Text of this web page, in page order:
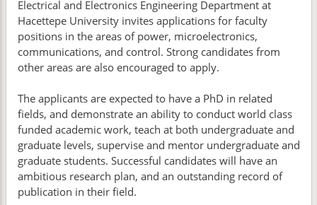
Electrical and Electronics Engineering Department at
Hacettepe University invites applications for faculty
positions in the areas of power, microelectronics,
communications, and control. Strong candidates from
other areas are also encouraged to apply.
The applicants are expected to have a PhD in related
fields, and demonstrate an ability to conduct world class
funded academic work, teach at both undergraduate and
graduate levels, supervise and mentor undergraduate and
graduate students. Successful candidates will have an
ambitious research plan, and an outstanding record of
publication in their field.